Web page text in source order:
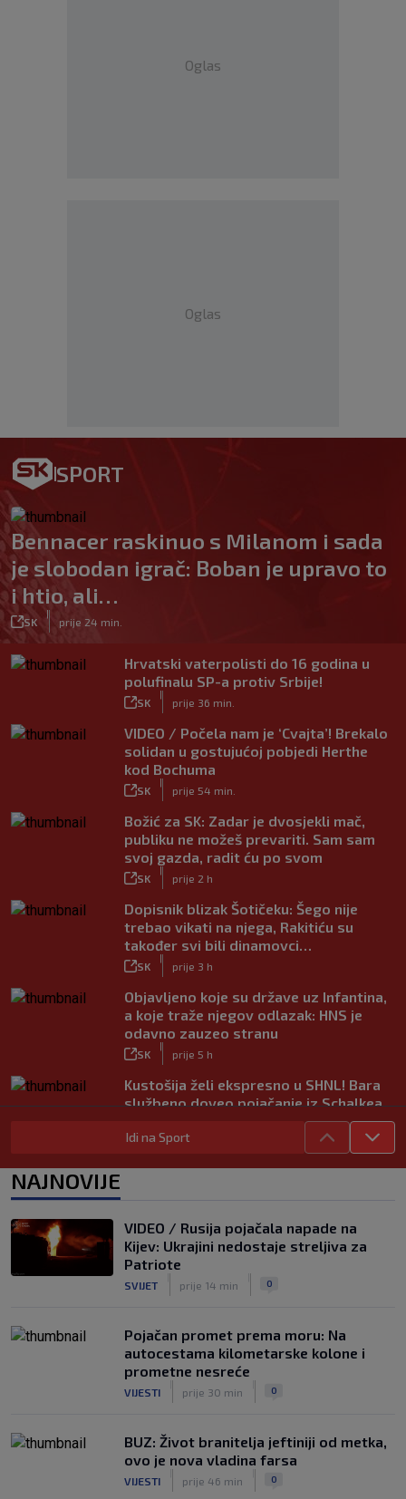
Oglas
Oglas
SPORT
Bennacer raskinuo s Milanom i sada
je slobodan igrač: Boban je upravo to
i htio, ali…
SK prije 24 min.
Hrvatski vaterpolisti do 16 godina u
polufinalu SP-a protiv Srbije!
SK prije 36 min.
VIDEO / Počela nam je ‘Cvajta’! Brekalo
solidan u gostujućoj pobjedi Herthe
kod Bochuma
SK prije 54 min.
Božić za SK: Zadar je dvosjekli mač,
publiku ne možeš prevariti. Sam sam
svoj gazda, radit ću po svom
SK prije 2 h
Dopisnik blizak Šotičeku: Šego nije
trebao vikati na njega, Rakitiću su
također svi bili dinamovci…
SK prije 3 h
Objavljeno koje su države uz Infantina,
a koje traže njegov odlazak: HNS je
odavno zauzeo stranu
SK prije 5 h
Kustošija želi ekspresno u SHNL! Bara
službeno doveo pojačanje iz Schalkea
Tomiyasu se vraća u Premier ligu,
postat će suigrač bivšeg Vatrenog
Veliko priznanje za hrvatskog
stručnjaka: Jurica Žuža novi je pomoćni
trener Barcelone
SK prije 2 h
Idi na Sport
NAJNOVIJE
VIDEO / Rusija pojačala napade na
Kijev: Ukrajini nedostaje streljiva za
Patriote
SVIJET prije 14 min 0
Pojačan promet prema moru: Na
autocestama kilometarske kolone i
prometne nesreće
VIJESTI prije 30 min 0
BUZ: Život branitelja jeftiniji od metka,
ovo je nova vladina farsa
VIJESTI prije 46 min 0